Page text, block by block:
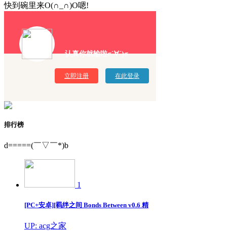
快到碗里来O(∩_∩)O嗯!
认真你就输啦σ`∀´)σ
立即注册 在此登录
排行榜
d=====(￣▽￣*)b
1
[PC+安卓][羁绊之间 Bonds Between v0.6 精
UP: acg之家